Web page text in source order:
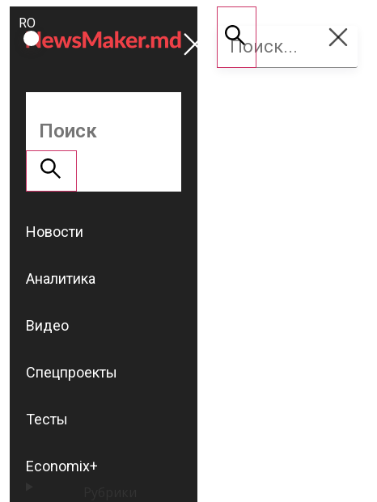
ROMÂNĂ
RU
Поддержать
NM
Новости
Аналитика
Видео
Спецпроекты
Тесты
Economix+